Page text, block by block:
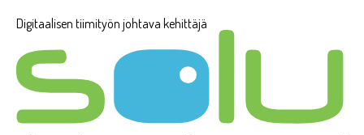
Digitaalisen tiimityön johtava kehittäjä